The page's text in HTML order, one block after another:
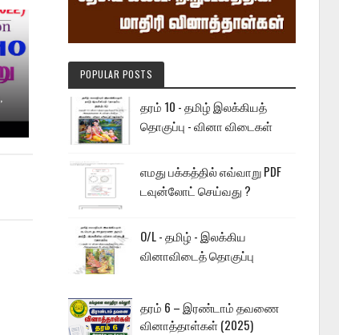
POPULAR POSTS
தரம் 10 - தமிழ் இலக்கியத்
தொகுப்பு - வினா விடைகள்
எமது பக்கத்தில் எவ்வாறு PDF
டவுன்லோட் செய்வது ?
O/L - தமிழ் - இலக்கிய
வினாவிடைத் தொகுப்பு
தரம் 6 – இரண்டாம் தவணை
வினாத்தாள்கள் (2025)